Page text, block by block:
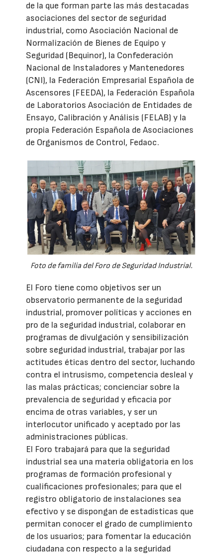
de la que forman parte las más destacadas
asociaciones del sector de seguridad
industrial, como Asociación Nacional de
Normalización de Bienes de Equipo y
Seguridad (Bequinor), la Confederación
Nacional de Instaladores y Mantenedores
(CNI), la Federación Empresarial Española de
Ascensores (FEEDA), la Federación Española
de Laboratorios Asociación de Entidades de
Ensayo, Calibración y Análisis (FELAB) y la
propia Federación Española de Asociaciones
de Organismos de Control, Fedaoc.
Foto de familia del Foro de Seguridad Industrial.
El Foro tiene como objetivos ser un
observatorio permanente de la seguridad
industrial, promover políticas y acciones en
pro de la seguridad industrial, colaborar en
programas de divulgación y sensibilización
sobre seguridad industrial, trabajar por las
actitudes éticas dentro del sector, luchando
contra el intrusismo, competencia desleal y
las malas prácticas; concienciar sobre la
prevalencia de seguridad y eficacia por
encima de otras variables, y ser un
interlocutor unificado y aceptado por las
administraciones públicas.
El Foro trabajará para que la seguridad
industrial sea una materia obligatoria en los
programas de formación profesional y
cualificaciones profesionales; para que el
registro obligatorio de instalaciones sea
efectivo y se dispongan de estadísticas que
permitan conocer el grado de cumplimiento
de los usuarios; para fomentar la educación
ciudadana con respecto a la seguridad